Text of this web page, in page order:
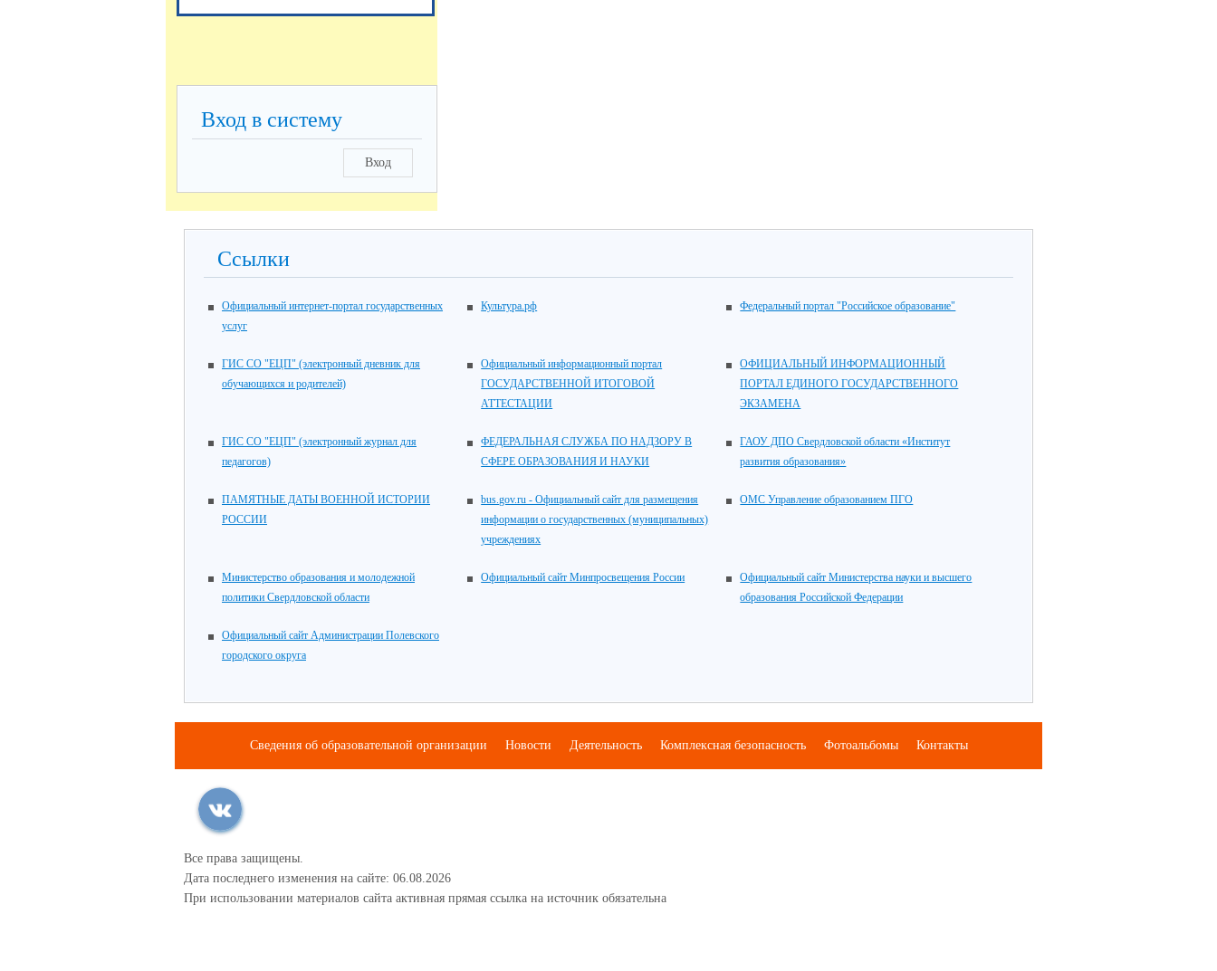
Вход в систему
Вход
Ссылки
Официальный интернет-портал государственных
услуг
Культура.рф Федеральный портал "Российское образование"
ГИС СО "ЕЦП" (электронный дневник для
обучающихся и родителей)
Официальный информационный портал
ГОСУДАРСТВЕННОЙ ИТОГОВОЙ
АТТЕСТАЦИИ
ОФИЦИАЛЬНЫЙ ИНФОРМАЦИОННЫЙ
ПОРТАЛ ЕДИНОГО ГОСУДАРСТВЕННОГО
ЭКЗАМЕНА
ГИС СО "ЕЦП" (электронный журнал для
педагогов)
ФЕДЕРАЛЬНАЯ СЛУЖБА ПО НАДЗОРУ В
СФЕРЕ ОБРАЗОВАНИЯ И НАУКИ
ГАОУ ДПО Свердловской области «Институт
развития образования»
ПАМЯТНЫЕ ДАТЫ ВОЕННОЙ ИСТОРИИ
РОССИИ
bus.gov.ru - Официальный сайт для размещения
информации о государственных (муниципальных)
учреждениях
ОМС Управление образованием ПГО
Министерство образования и молодежной
политики Свердловской области
Официальный сайт Минпросвещения России
Официальный сайт Министерства науки и высшего
образования Российской Федерации
Официальный сайт Администрации Полевского
городского округа
Сведения об образовательной организации Новости Деятельность Комплексная безопасность Фотоальбомы Контакты
Все права защищены.
Дата последнего изменения на сайте: 06.08.2026
При использовании материалов сайта активная прямая ссылка на источник обязательна